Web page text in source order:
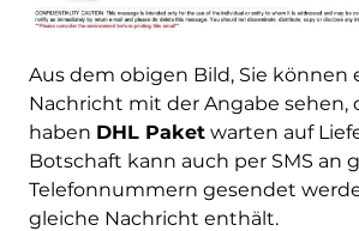
Aus dem obigen Bild, Sie können
Nachricht mit der Angabe sehen,
haben DHL Paketwarten auf
Botschaft kann auch per SMS an
Telefonnummern gesendet
gleiche Nachricht enthält.